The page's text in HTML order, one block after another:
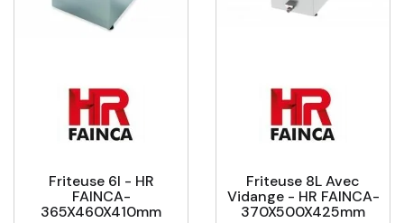
Friteuse 6l - HR
FAINCA-
365X460X410mm
Friteuse 8L Avec
Vidange - HR FAINCA-
370X500X425mm